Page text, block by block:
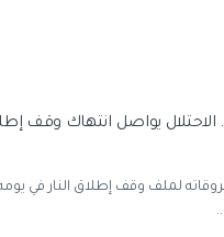
يواصل انتهاك وقف